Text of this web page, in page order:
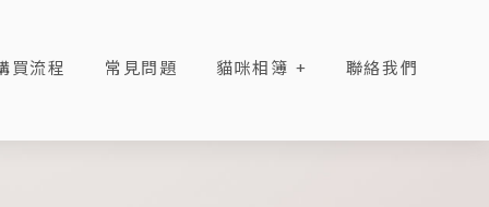
買流程 常見問題 貓咪相簿 聯絡我們